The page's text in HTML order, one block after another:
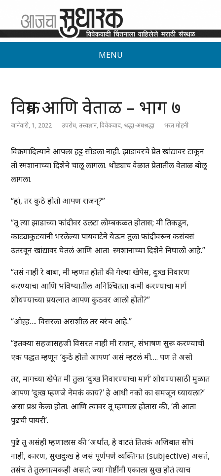
MENU
विक्रम आणि वेताळ – भाग ७
जानेवारी, 1, 2022 उपरोध,तत्त्वज्ञान,विवेकवाद,श्रद्धा-अंधश्रद्धा भरत मोहनी
विक्रमादित्याने आपला हट्ट सोडला नाही. झाडावरचे प्रेत खांद्यावर टाकून
तो स्मशानाच्या दिशेने चालू लागला. थोड्याच वेळात प्रेतातील वेताळ बोलू
लागला.
“हां, तर कुठे होतो आपण राजन्?”
“तू त्या झाडाच्या फांदीवर उलटा लोम्बकळत होतास; मी तिकडून,
काट्याकुटयांनी भरलेल्या पायवाटेने येऊन तुला फांदीवरून कसंबसं
उतरवून खांद्यावर घेतलं आणि आता स्मशानाच्या दिशेने निघालो आहे.”
“तसं नाही रे बाबा, मी म्हणत होतो की गेल्या खेपेस, दुःख निवारण
करण्याचा आणि भविष्यातील अनिश्चितता कमी करण्याचा मार्ग
शोधण्याच्या प्रयत्नात आपण कुठवर आलो होतो?”
“ओह्ह…. विसरला असशील तर बरंच आहे.”
“इतक्या सहजासहजी विसरत नाही मी राजन्, संभाषण सुरू करण्याची
एक पद्धत म्हणून ‘कुठे होतो आपण’ असं म्हटलं मी…. पण ते असो
तर, मागच्या खेपेत मी तुला ‘दुःख निवारण्याचा मार्ग’ शोधण्यासाठी मुळात
आपण ‘दुःख म्हणजे नेमकं काय?’ हे आधी नको का समजून घ्यायला?’
असा प्रश्न केला होता. आणि त्यावर तू म्हणाला होतास की, ‘ती आता
पुढची पायरी’.
पुढे तू असंही म्हणालास की ‘अर्थात, हे वाटतं तितकं अजिबात सोपं
नाही, कारण, सुखदुःख हे जसं पूर्णपणे व्यक्तिगत (subjective) असतं,
तसंच ते तुलनात्मकही असतं; ज्या गोष्टींनी एकाला सुख होतं त्याच